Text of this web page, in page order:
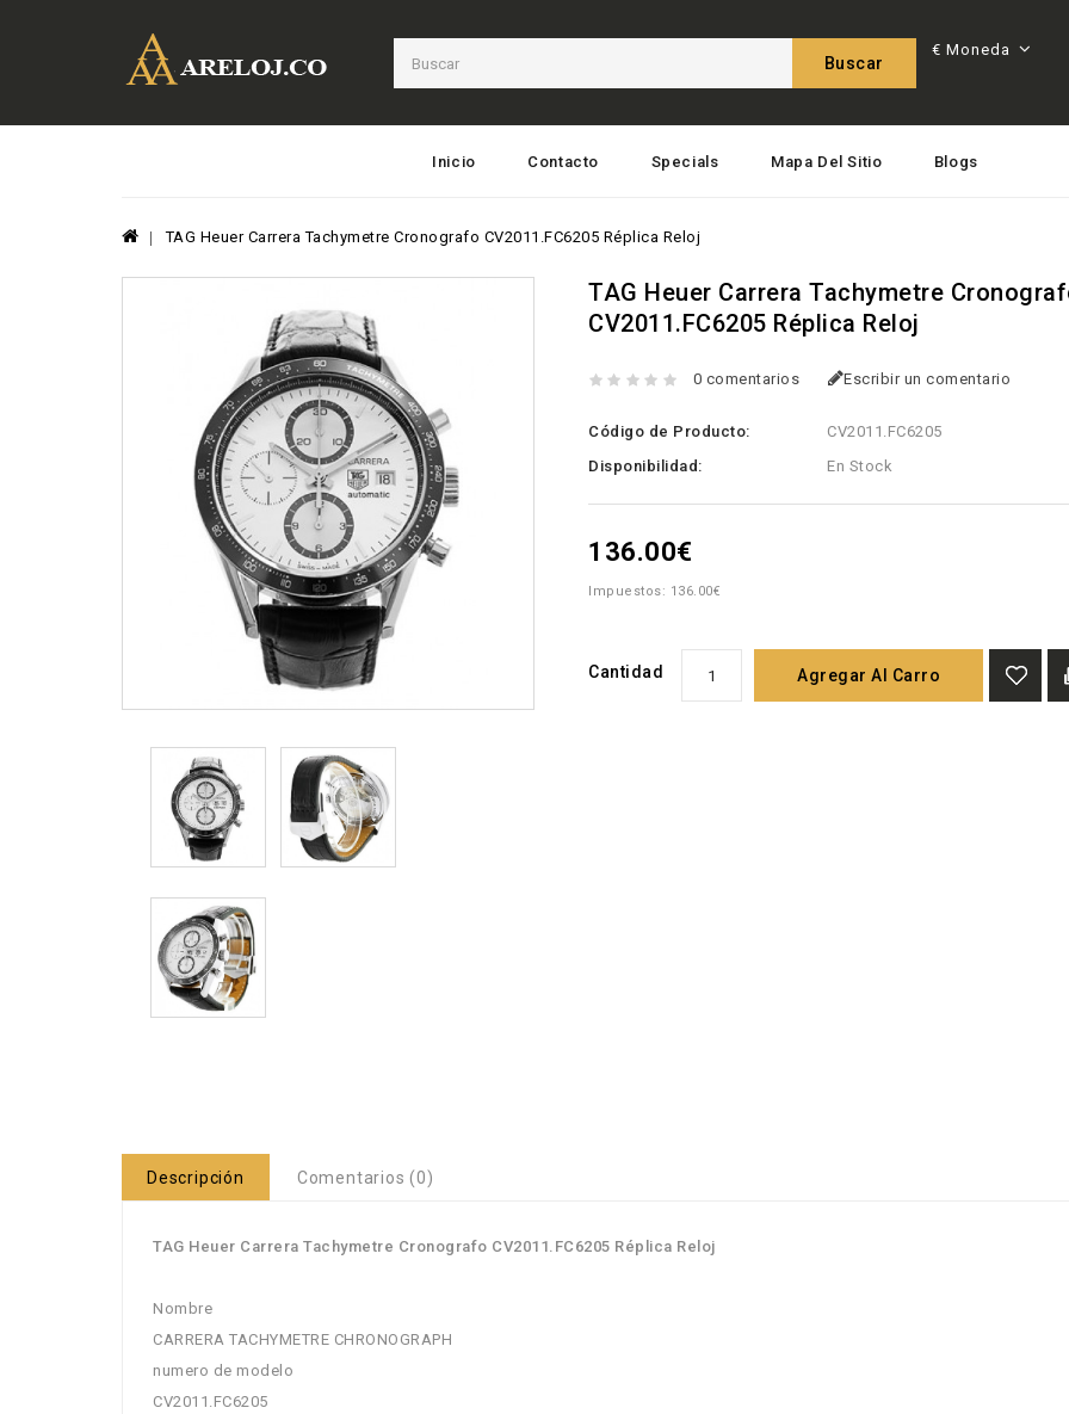
Buscar
€ Moneda
Inicio Contacto Specials Mapa Del Sitio Blogs
TAG Heuer Carrera Tachymetre Cronografo CV2011.FC6205 Réplica Reloj
TAG Heuer Carrera Tachymetre
CV2011.FC6205 Réplica Reloj
0 comentarios Escribir un comentario
Código de Producto:
CV2011.FC6205
Disponibilidad:
En Stock
136.00€
Impuestos: 136.00€
Cantidad Agregar Al Carro
Descripción Comentarios (0)
TAG Heuer Carrera Tachymetre Cronografo CV2011.FC6205 Réplica Reloj
Nombre
CARRERA TACHYMETRE CHRONOGRAPH
numero de modelo
CV2011.FC6205